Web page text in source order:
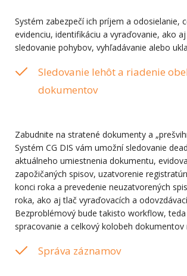
Systém zabezpečí ich príjem a odosielanie,
evidenciu, identifikáciu a vyraďovanie, ako
sledovanie pohybov, vyhľadávanie alebo
Sledovanie lehôt a riadenie
dokumentov
Zabudnite na stratené dokumenty a
Systém CG DIS vám umožní sledovanie
aktuálneho umiestnenia dokumentu,
zapožičaných spisov, uzatvorenie
konci roka a prevedenie neuzatvorených
roka, ako aj tlač vyraďovacích a
Bezproblémový bude takisto workflow, teda
spracovanie a celkový kolobeh dokumentov
Správa záznamov